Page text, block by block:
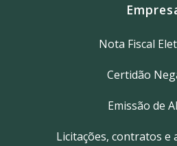
Nota Fiscal
Certidão
Emissão de
Licitações, contratos e